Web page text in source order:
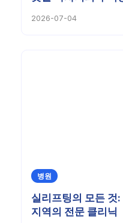
2026-07-04
병원
실리프팅의 모든 것
지역의 전문 클리닉